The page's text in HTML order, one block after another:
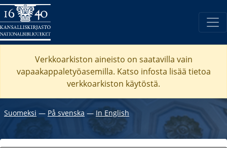
Verkkoarkiston aineisto on saatavilla vain
vapaakappaletyöasemilla. Katso infosta lisää tietoa
verkkoarkiston käytöstä.
Suomeksi ― På svenska ― In English